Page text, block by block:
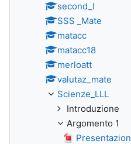
second_I
SSS _Mate
matacc
matacc18
merloatt
valutaz_mate
Scienze_LLL
Introduzione
Argomento 1